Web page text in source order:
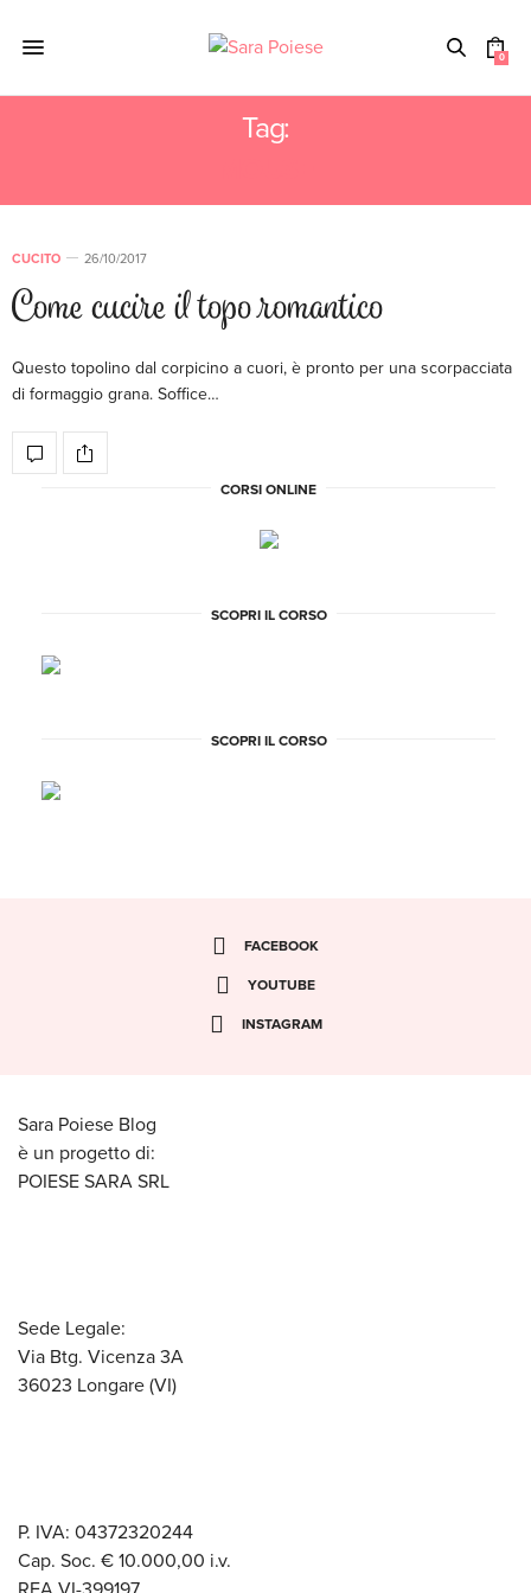
0
Tag:
CUCITO 26/10/2017
Come cucire il topo romantico
Questo topolino dal corpicino a cuori, è pronto per una scorpacciata
di formaggio grana. Soffice…
CORSI ONLINE
SCOPRI IL CORSO
SCOPRI IL CORSO
FACEBOOK
YOUTUBE
INSTAGRAM
Sara Poiese Blog
è un progetto di:
POIESE SARA SRL
Sede Legale:
Via Btg. Vicenza 3A
36023 Longare (VI)
P. IVA: 04372320244
Cap. Soc. € 10.000,00 i.v.